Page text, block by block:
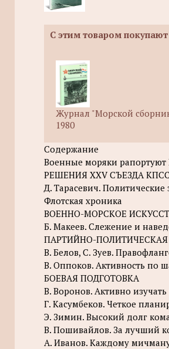
С этим товаром покупают
Журнал "Морской
1980
Содержание
Военные моряки рапортуют
РЕШЕНИЯ XXV СЪЕЗДА
Д. Тарасевич.
Флотская хроника
ВОЕННО-МОРСКОЕ
Б. Макеев. Слежение и
ПАРТИЙНО-
В. Белов, С. Зуев.
В. Оппоков. Активность по
БОЕВАЯ ПОДГОТОВКА
В. Воронов. Активно
Г. Касумбеков. Четкое
Э. Зимин. Высокий долг
В. Пошивайлов. За лучший
А. Иванов. Каждому